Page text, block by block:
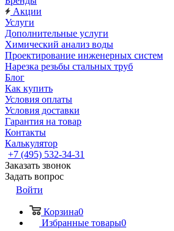
Акции
Услуги
Дополнительные услуги
Химический анализ воды
Проектирование инженерных систем
Нарезка резьбы стальных труб
Блог
Как купить
Условия оплаты
Условия доставки
Гарантия на товар
Контакты
Калькулятор
+7 (495) 532‑34‑31
Заказать звонок
Задать вопрос
Войти
Корзина0
Избранные товары0